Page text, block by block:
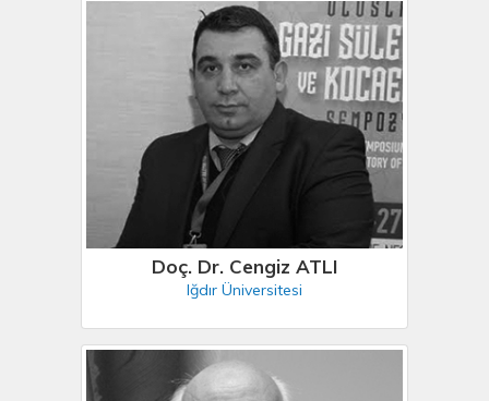
Doç. Dr. Cengiz ATLI
Iğdır Üniversitesi